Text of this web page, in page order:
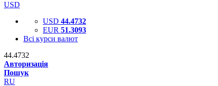
USD
USD 44.4732
EUR 51.3093
Всі курси валют
44.4732
Авторизація
Пошук
RU